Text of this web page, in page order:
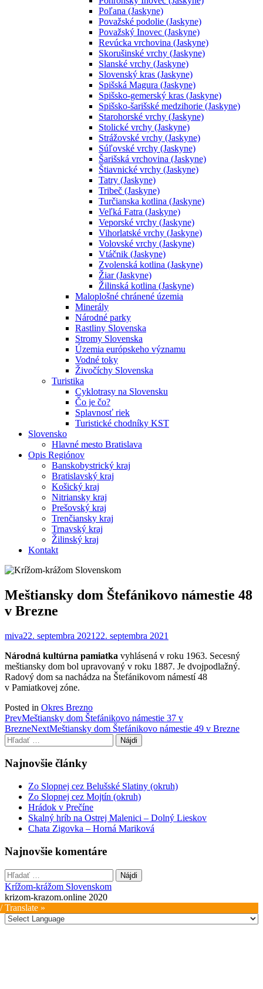
Poľana (Jaskyne)
Považské podolie (Jaskyne)
Považský Inovec (Jaskyne)
Revúcka vrchovina (Jaskyne)
Skorušinské vrchy (Jaskyne)
Slanské vrchy (Jaskyne)
Slovenský kras (Jaskyne)
Spišská Magura (Jaskyne)
Spišsko-gemerský kras (Jaskyne)
Spišsko-šarišské medzihorie (Jaskyne)
Starohorské vrchy (Jaskyne)
Stolické vrchy (Jaskyne)
Strážovské vrchy (Jaskyne)
Súľovské vrchy (Jaskyne)
Šarišská vrchovina (Jaskyne)
Štiavnické vrchy (Jaskyne)
Tatry (Jaskyne)
Tribeč (Jaskyne)
Turčianska kotlina (Jaskyne)
Veľká Fatra (Jaskyne)
Veporské vrchy (Jaskyne)
Vihorlatské vrchy (Jaskyne)
Volovské vrchy (Jaskyne)
Vtáčnik (Jaskyne)
Zvolenská kotlina (Jaskyne)
Žiar (Jaskyne)
Žilinská kotlina (Jaskyne)
Maloplošné chránené územia
Minerály
Národné parky
Rastliny Slovenska
Stromy Slovenska
Územia európskeho významu
Vodné toky
Živočíchy Slovenska
Turistika
Cyklotrasy na Slovensku
Čo je čo?
Splavnosť riek
Turistické chodníky KST
Slovensko
Hlavné mesto Bratislava
Opis Regiónov
Banskobystrický kraj
Bratislavský kraj
Košický kraj
Nitriansky kraj
Prešovský kraj
Trenčiansky kraj
Trnavský kraj
Žilinský kraj
Kontakt
Meštiansky dom Štefánikovo námestie 48
v Brezne
miva22. septembra 2021 22. septembra 2021
Národná kultúrna pamiatka vyhlásená v roku 1963. Secesný
meštiansky dom bol upravovaný v roku 1887. Je dvojpodlažný.
Radový dom sa nachádza na Štefánikovom námestí 48
v Pamiatkovej zóne.
Posted in Okres Brezno
Post
navigation
PrevMeštiansky dom Štefánikovo námestie 37 v
BrezneNextMeštiansky dom Štefánikovo námestie 49 v Brezne
Hľadať:
Najnovšie články
Zo Slopnej cez Belušské Slatiny (okruh)
Zo Slopnej cez Mojtín (okruh)
Hrádok v Prečíne
Skalný hríb na Ostrej Malenici – Dolný Lieskov
Chata Zigovka – Horná Mariková
Najnovšie komentáre
Hľadať:
Krížom-krážom Slovenskom
krizom-krazom.online 2020
Translate »